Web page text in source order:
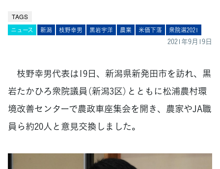
TAGS
ニュース 新潟 枝野幸男 黒岩宇洋 農業 米価下落 衆院選2021
2021年9月19日
枝野幸男代表は19日、新潟県新発田市を訪れ、黒
岩たかひろ衆院議員（新潟3区）とともに松浦農村環
境改善センターで農政車座集会を開き、農家やJA職
員ら約20人と意見交換しました。